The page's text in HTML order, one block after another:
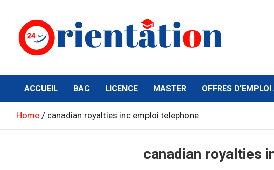
content
Orientation24
ACCUEIL BAC LICENCE MASTER OFFRES
Home canadian royalties inc emploi telephone
canadian royalties